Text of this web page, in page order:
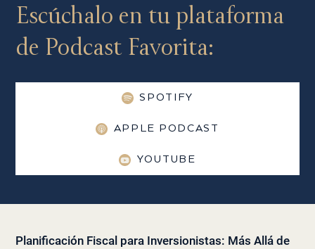
Escúchalo en tu plataforma
de Podcast Favorita:
SPOTIFY
APPLE PODCAST
YOUTUBE
Planificación Fiscal para Inversionistas: Más Allá de